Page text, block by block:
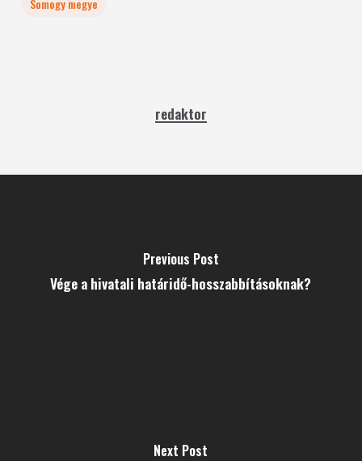
Somogy megye
redaktor
Previous Post
Vége a hivatali határidő-hosszabbításoknak?
Next Post